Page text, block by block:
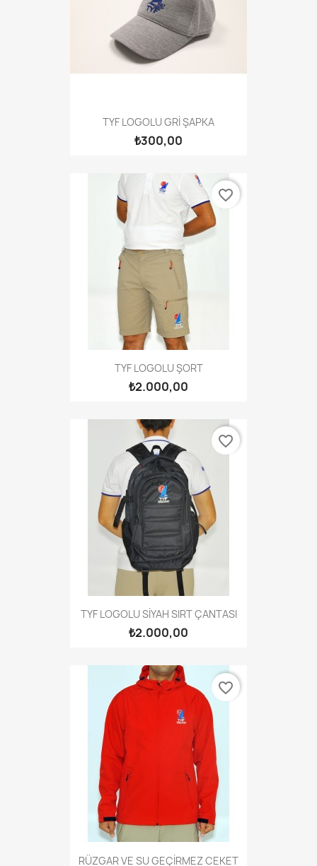
TYF LOGOLU GRİ ŞAPKA
₺300,00
TYF LOGOLU ŞORT
₺2.000,00
favorite_border
TYF LOGOLU SİYAH SIRT ÇANTASI
₺2.000,00
favorite_border
RÜZGAR VE SU GEÇİRMEZ CEKET
favorite_border